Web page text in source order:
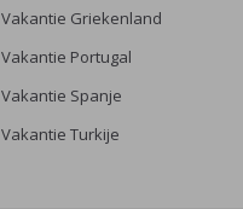
Vakantie Griekenland
Vakantie Portugal
Vakantie Spanje
Vakantie Turkije